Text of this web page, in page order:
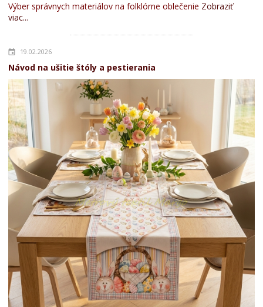
Výber správnych materiálov na folklórne oblečenie Zobraziť
viac...
19.02.2026
Návod na ušitie štóly a pestierania